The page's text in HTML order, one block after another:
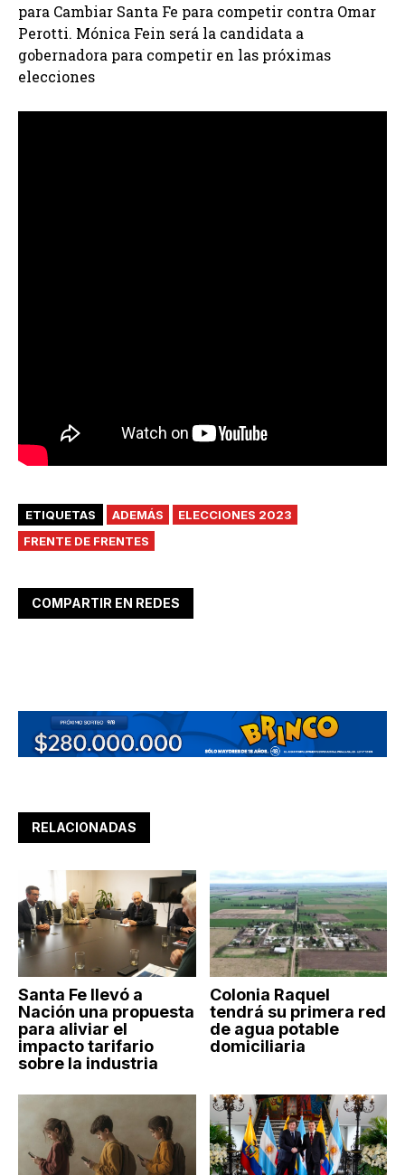
para Cambiar Santa Fe para competir contra Omar
Perotti. Mónica Fein será la candidata a
gobernadora para competir en las próximas
elecciones
ETIQUETAS ADEMÁS
ELECCIONES 2023
FRENTE DE FRENTES
COMPARTIR EN REDES
RELACIONADAS
Santa Fe llevó a
Nación una propuesta
para aliviar el
impacto tarifario
sobre la industria
Colonia Raquel
tendrá su primera red
de agua potable
domiciliaria